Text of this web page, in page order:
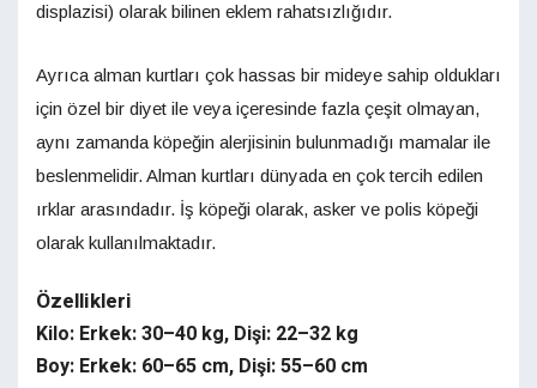
displazisi) olarak bilinen eklem rahatsızlığıdır.
Ayrıca alman kurtları çok hassas bir mideye sahip oldukları
için özel bir diyet ile veya içeresinde fazla çeşit olmayan,
aynı zamanda köpeğin alerjisinin bulunmadığı mamalar ile
beslenmelidir. Alman kurtları dünyada en çok tercih edilen
ırklar arasındadır. İş köpeği olarak, asker ve polis köpeği
olarak kullanılmaktadır.
Özellikleri
Kilo: Erkek: 30–40 kg, Dişi: 22–32 kg
Boy: Erkek: 60–65 cm, Dişi: 55–60 cm